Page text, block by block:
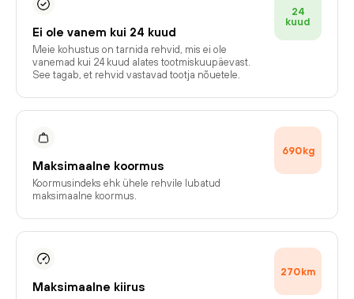
Ei ole vanem kui 24 kuud
Meie kohustus on tarnida rehvid, mis ei ole
vanemad kui 24 kuud alates tootmiskuupäevast.
See tagab, et rehvid vastavad tootja nõuetele.
24
kuud
Maksimaalne koormus
Koormusindeks ehk ühele rehvile lubatud
maksimaalne koormus.
690kg
Maksimaalne kiirus
270km